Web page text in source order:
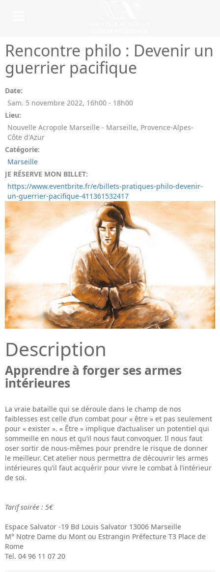
Rencontre philo : Devenir un
guerrier pacifique
Date:
Sam. 5 novembre 2022, 16h00 - 18h00
Lieu:
Nouvelle Acropole Marseille - Marseille, Provence-Alpes-
Côte d'Azur
Catégorie:
Marseille
JE RÉSERVE MON BILLET:
https://www.eventbrite.fr/e/billets-pratiques-philo-devenir-
un-guerrier-pacifique-411361532417
Description
Apprendre à forger ses armes
intérieures
La vraie bataille qui se déroule dans le champ de nos
faiblesses est celle d’un combat pour « être » et pas seulement
pour « exister ». « Être » implique d’actualiser un potentiel qui
sommeille en nous et qu’il nous faut convoquer. Il nous faut
oser sortir de nous-mêmes pour prendre le risque de donner
le meilleur. Cet atelier nous permettra de découvrir les armes
intérieures qu’il faut acquérir pour vivre le combat à l’intérieur
de soi.
Tarif soirée : 5€
Espace Salvator -19 Bd Louis Salvator 13006 Marseille
M° Notre Dame du Mont ou Estrangin Préfecture T3 Place de
Rome
Tel. 04 96 11 07 20